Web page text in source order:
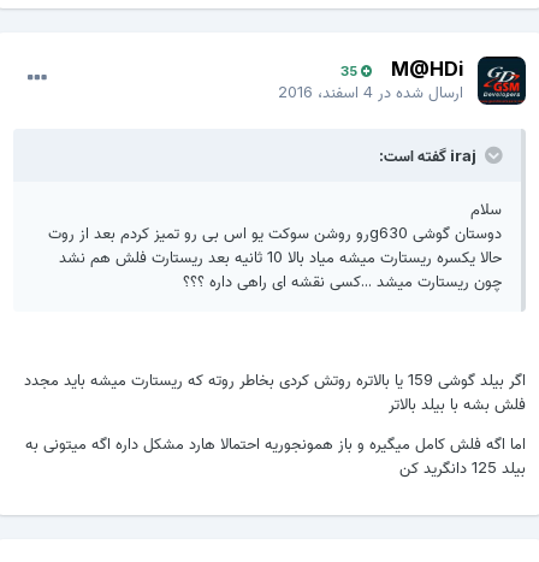
M@HDi
35
ارسال شده در4 اسفند، 2016
iraj گفته است:
سلام
دوستان گوشی g630رو روشن سوکت یو اس بی رو تمیز کردم بعد از روت
حالا یکسره ریستارت میشه میاد بالا 10 ثانیه بعد ریستارت فلش هم نشد
چون ریستارت میشد ...کسی نقشه ای راهی داره ؟؟؟
اگر بیلد گوشی 159 یا بالاتره روتش کردی بخاطر روته که ریستارت میشه باید مجدد
فلش بشه با بیلد بالاتر
اما اگه فلش کامل میگیره و باز همونجوریه احتمالا هارد مشکل داره اگه میتونی به
بیلد 125 دانگرید کن